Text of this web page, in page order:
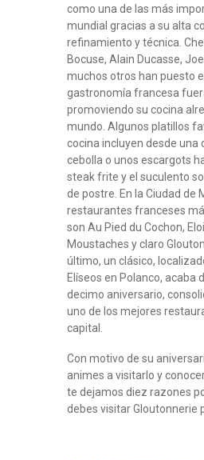
como una de las más
mundial gracias a su alta
refinamiento y técnica.
Bocuse, Alain Ducasse,
muchos otros han puesto
gastronomía francesa
promoviendo su cocina
mundo. Algunos platillos
cocina incluyen desde una
cebolla o unos escargots
steak frite y el suculento
de postre. En la Ciudad de
restaurantes franceses
son Au Pied du Cochon,
Moustaches y claro
último, un clásico,
Elíseos en Polanco, acaba
decimo aniversario,
uno de los mejores
capital.
Con motivo de su
animes a visitarlo y
te dejamos diez razones
debes visitar Gloutonnerie